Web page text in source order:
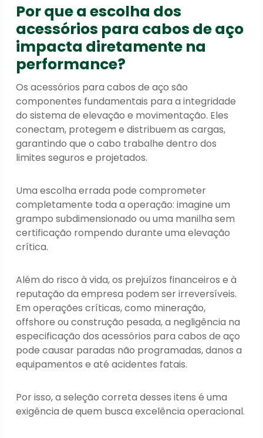
Por que a escolha dos
acessórios para cabos de aço
impacta diretamente na
performance?
Os acessórios para cabos de aço são
componentes fundamentais para a integridade
do sistema de elevação e movimentação. Eles
conectam, protegem e distribuem as cargas,
garantindo que o cabo trabalhe dentro dos
limites seguros e projetados.
Uma escolha errada pode comprometer
completamente toda a operação: imagine um
grampo subdimensionado ou uma manilha sem
certificação rompendo durante uma elevação
crítica.
Além do risco à vida, os prejuízos financeiros e à
reputação da empresa podem ser irreversíveis.
Em operações críticas, como mineração,
offshore ou construção pesada, a negligência na
especificação dos acessórios para cabos de aço
pode causar paradas não programadas, danos a
equipamentos e até acidentes fatais.
Por isso, a seleção correta desses itens é uma
exigência de quem busca excelência operacional.